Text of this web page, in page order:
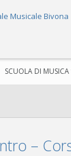
SCUOLA DI MUSICA
–